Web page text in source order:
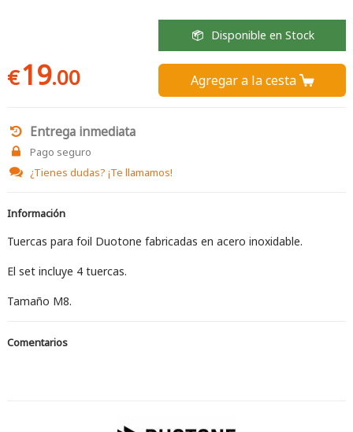
€19.00
Disponible en Stock
Agregar a la cesta 
Entrega inmediata
Pago seguro
¿Tienes dudas? ¡Te llamamos!
Información
Tuercas para foil Duotone fabricadas en acero inoxidable.
El set incluye 4 tuercas.
Tamaño M8.
Comentarios